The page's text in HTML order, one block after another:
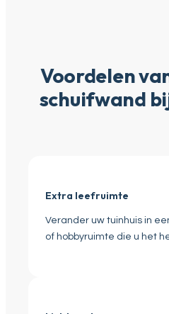
Voordelen
schuifwand
Extra leefruimte
Verander uw tuinhuis in
of hobbyruimte die u het